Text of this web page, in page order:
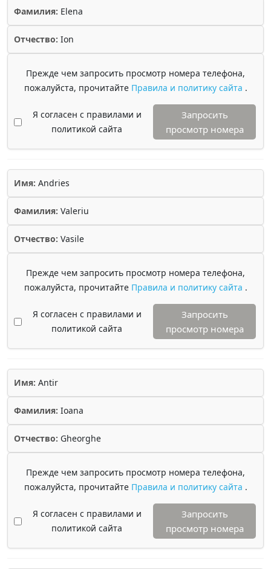
Фамилия: Elena
Отчество: Ion
Прежде чем запросить просмотр номера телефона,
пожалуйста, прочитайте Правила и политику сайта .
Я согласен с правилами и
политикой сайта
Запросить
просмотр номера
Имя: Andries
Фамилия: Valeriu
Отчество: Vasile
Прежде чем запросить просмотр номера телефона,
пожалуйста, прочитайте Правила и политику сайта .
Я согласен с правилами и
политикой сайта
Запросить
просмотр номера
Имя: Antir
Фамилия: Ioana
Отчество: Gheorghe
Прежде чем запросить просмотр номера телефона,
пожалуйста, прочитайте Правила и политику сайта .
Я согласен с правилами и
политикой сайта
Запросить
просмотр номера